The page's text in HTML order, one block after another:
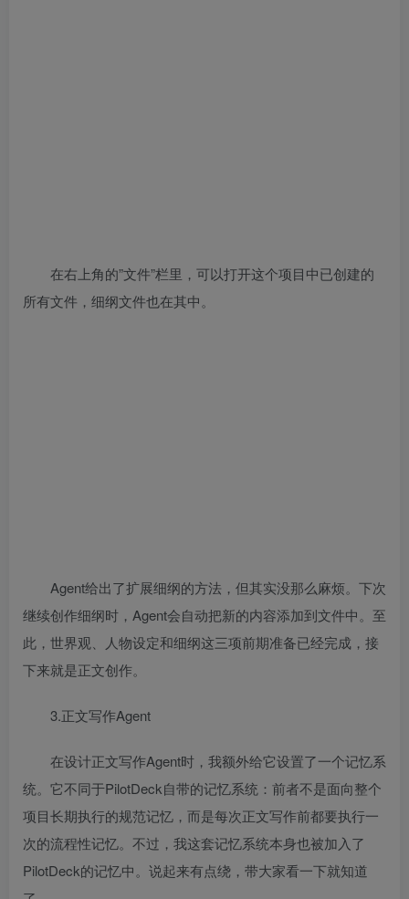
在右上角的”文件”栏里，可以打开这个项目中已创建的
所有文件，细纲文件也在其中。
Agent给出了扩展细纲的方法，但其实没那么麻烦。下次
继续创作细纲时，Agent会自动把新的内容添加到文件中。至
此，世界观、人物设定和细纲这三项前期准备已经完成，接
下来就是正文创作。
3.正文写作Agent
在设计正文写作Agent时，我额外给它设置了一个记忆系
统。它不同于PilotDeck自带的记忆系统：前者不是面向整个
项目长期执行的规范记忆，而是每次正文写作前都要执行一
次的流程性记忆。不过，我这套记忆系统本身也被加入了
PilotDeck的记忆中。说起来有点绕，带大家看一下就知道